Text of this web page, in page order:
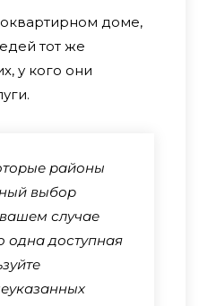
доме,
тот же
у кого они
районы
выбор
случае
одна доступная